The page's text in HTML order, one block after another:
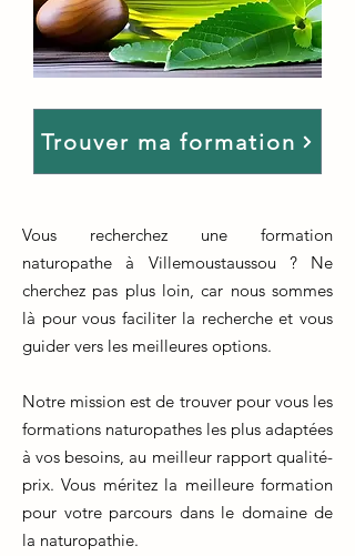
Trouver ma formation
Vous recherchez une formation
naturopathe à Villemoustaussou ? Ne
cherchez pas plus loin, car nous sommes
là pour vous faciliter la recherche et vous
guider vers les meilleures options.
Notre mission est de trouver pour vous les
formations naturopathes les plus adaptées
à vos besoins, au meilleur rapport qualité-
prix. Vous méritez la meilleure formation
pour votre parcours dans le domaine de
la naturopathie.